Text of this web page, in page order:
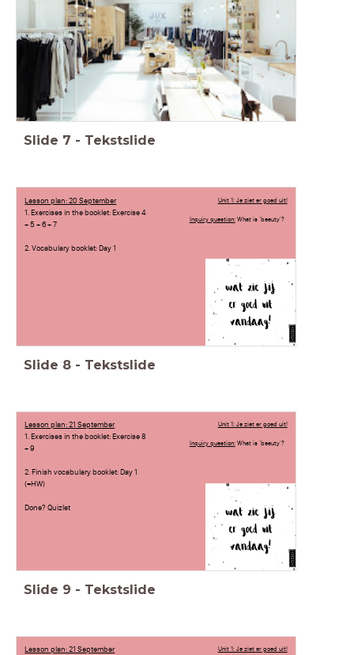
Slide 7 - Tekstslide
Lesson plan: 20 September
1. Exercises in the booklet: Exercise 4
+ 5 + 6 + 7
2. Vocabulary booklet: Day 1
Unit 1: Je ziet er goed uit!
Inquiry question:What is 'beauty'?
Slide 8 - Tekstslide
Lesson plan: 21 September
1. Exercises in the booklet: Exercise 8
+ 9
2. Finish vocabulary booklet: Day 1
(=HW)
Done? Quizlet
Unit 1: Je ziet er goed uit!
Inquiry question:What is 'beauty'?
Slide 9 - Tekstslide
Lesson plan: 21 September
Unit 1: Je ziet er goed uit!